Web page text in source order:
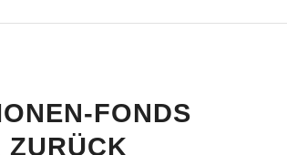
FONDS
ZURÜCK